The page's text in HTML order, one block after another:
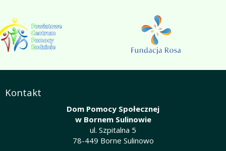
Kontakt
Dom Pomocy Społecznej
w Bornem Sulinowie
ul. Szpitalna 5
78-449 Borne Sulinowo